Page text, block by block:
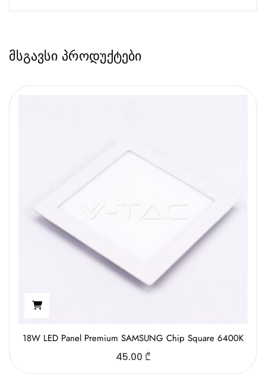
მსგავსი პროდუქტები
18W LED Panel Premium SAMSUNG Chip Square 6400K
45.00 ₾